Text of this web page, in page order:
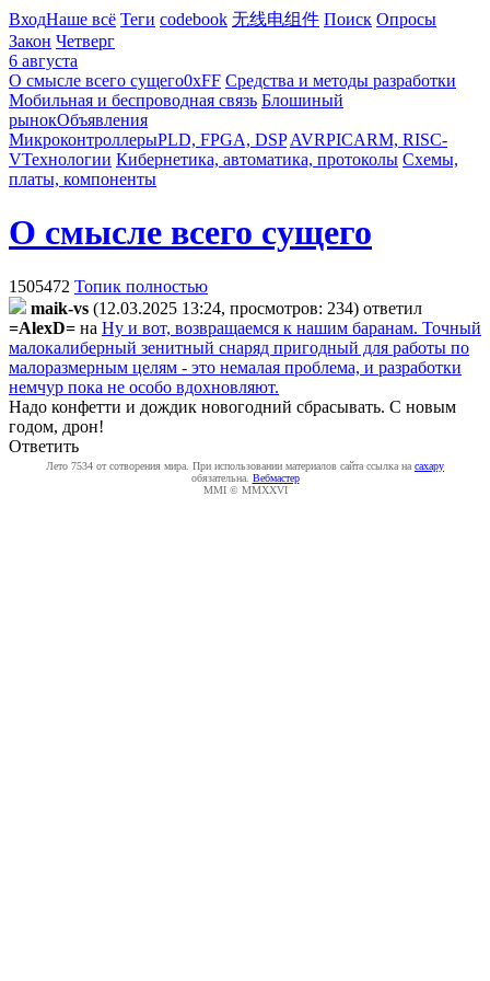
ВходНаше всё Теги codebook 无线电组件 Поиск Опросы
Закон Четверг
6 августа
О смысле всего сущего0xFF Средства и методы разработки
Мобильная и беспроводная связь Блошиный
рынокОбъявления
МикроконтроллерыPLD, FPGA, DSP AVRPICARM, RISC-
VТехнологии Кибернетика, автоматика, протоколы Схемы,
платы, компоненты
О смысле всего сущего
1505472 Топик полностью
maik-vs (12.03.2025 13:24, просмотров: 234) ответил
=AlexD= на Ну и вот, возвращаемся к нашим баранам. Точный
малокалиберный зенитный снаряд пригодный для работы по
малоразмерным целям - это немалая проблема, и разработки
немчур пока не особо вдохновляют.
Надо конфетти и дождик новогодний сбрасывать. С новым
годом, дрон!
Ответить
Лето 7534 от сотворения мира. При использовании материалов сайта ссылка на caxapу
обязательна. Вебмастер
MMI © MMXXVI